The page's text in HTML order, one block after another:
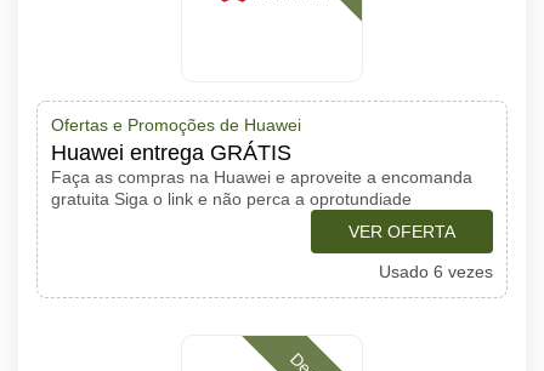
Ofertas e Promoções de Huawei
Huawei entrega GRÁTIS
Faça as compras na Huawei e aproveite a encomanda
gratuita Siga o link e não perca a oprotundiade
VER OFERTA
Usado 6 vezes